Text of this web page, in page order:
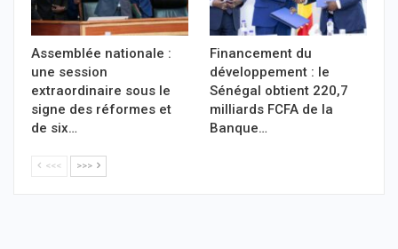
Assemblée nationale :
une session
extraordinaire sous le
signe des réformes et
de six…
Financement du
développement : le
Sénégal obtient 220,7
milliards FCFA de la
Banque…
<<< >>>